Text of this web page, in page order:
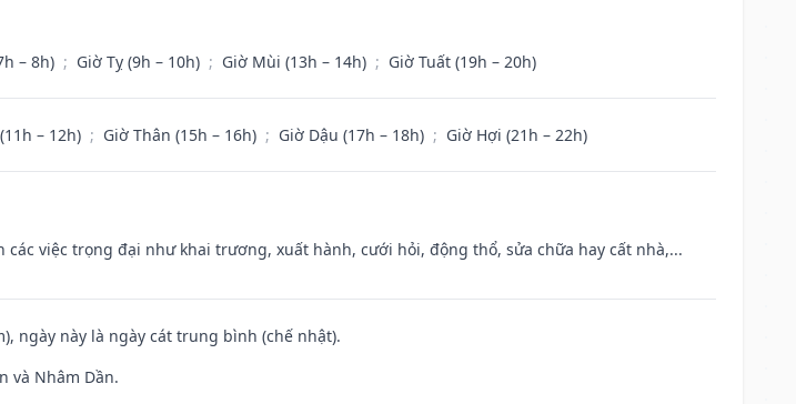
– 8h) ; Giờ Tỵ (9h – 10h) ; Giờ Mùi (13h – 14h) ; Giờ Tuất (19h – 20h)
– 12h) ; Giờ Thân (15h – 16h) ; Giờ Dậu (17h – 18h) ; Giờ Hợi (21h – 22h)
các việc trọng đại như khai trương, xuất hành, cưới hỏi, động thổ, sửa chữa hay cất nhà,...
ngày này là ngày cát trung bình (chế nhật).
và Nhâm Dần.